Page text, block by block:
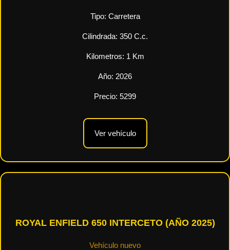
Tipo: Carretera
Cilindrada: 350 C.c.
Kilometros: 1 Km
Año: 2026
Precio: 5299
Ver vehículo
ROYAL ENFIELD 650 INTERCETO (AÑO 2025)
Vehículo nuevo